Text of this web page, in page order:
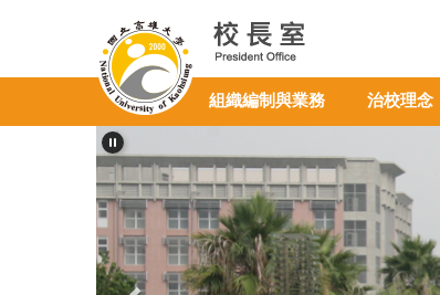
組織編制與業務 治校理念